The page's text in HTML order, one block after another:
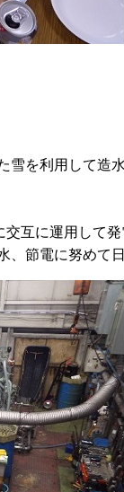
雪を利用して造
互に運用して
節電に努めて